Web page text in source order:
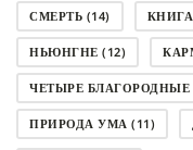
СМЕРТЬ (14) КНИГА
НЬЮНГНЕ (12)
ЧЕТЫРЕ
ПРИРОДА УМА (11)